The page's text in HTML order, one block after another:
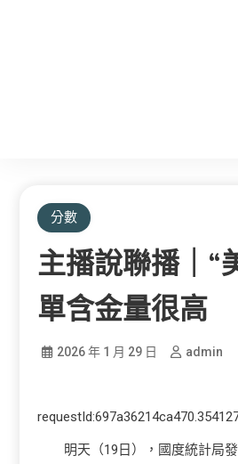
分數
主播說聯播｜“
單含金量很高
2026 年 1 月 29 日 admin
明天（19日），國度統計局